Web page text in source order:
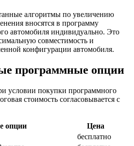
алгоритмы по увеличению
вносятся в программу
автомобиля индивидуально. Это
совместимость и
конфигурации автомобиля.
программные опции
условии покупки программного
стоимость согласовывается с
опции
Цена
бесплатно